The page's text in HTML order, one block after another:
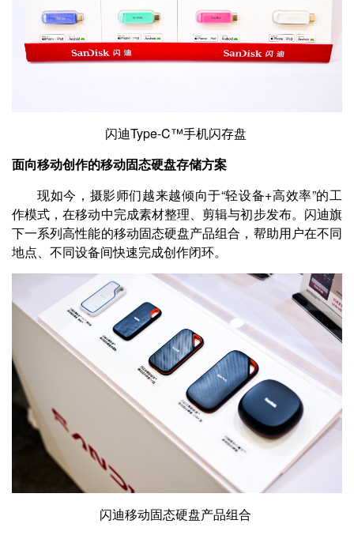
闪迪Type-C™手机闪存盘
面向移动创作的移动固态硬盘存储方案
现如今，摄影师们越来越倾向于“轻设备+高效率”的工
作模式，在移动中完成素材整理、剪辑与初步发布。闪迪旗
下一系列高性能的移动固态硬盘产品组合，帮助用户在不同
地点、不同设备间快速完成创作闭环。
闪迪移动固态硬盘产品组合